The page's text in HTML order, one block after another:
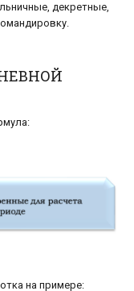
декретные,
на примере: